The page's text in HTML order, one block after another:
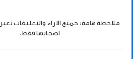
ملاحظة هامة: جميع الاراء والتعليقات
اصحابها فقط.